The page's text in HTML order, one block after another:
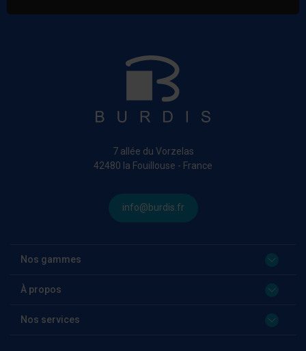
7 allée du Vorzelas
42480 la Fouillouse - France
info@burdis.fr
Nos gammes
À propos
Nos services